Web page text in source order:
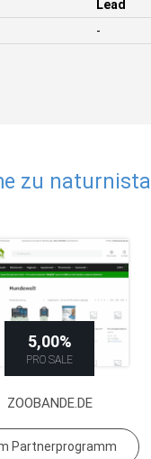
Lead
-
zu naturnista
5,00%
PRO SALE
ZOOBANDE.DE
Partnerprogramm